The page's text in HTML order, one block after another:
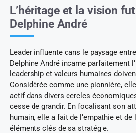
L’héritage et la vision
Delphine André
Leader influente dans le paysage
Delphine André incarne parfaitement
leadership et valeurs humaines
Considérée comme une pionnière,
actif dans divers cercles
cesse de grandir. En focalisant son
humain, elle a fait de l’empathie et de
éléments clés de sa stratégie.